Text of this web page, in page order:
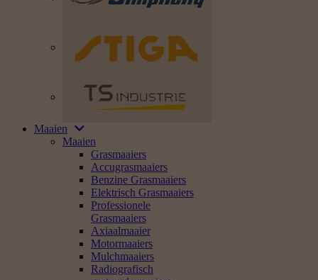
Maaien
Maaien
Grasmaaiers
Accugrasmaaiers
Benzine Grasmaaiers
Elektrisch Grasmaaiers
Professionele
Grasmaaiers
Axiaalmaaier
Motormaaiers
Mulchmaaiers
Radiografisch